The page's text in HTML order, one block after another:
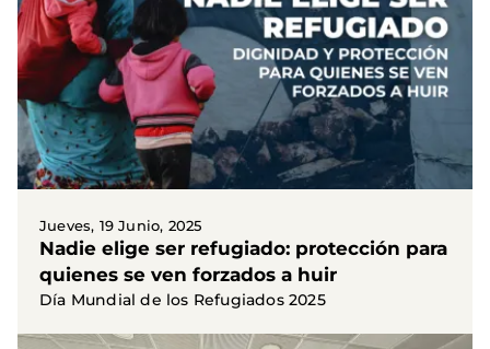
Jueves, 19 Junio, 2025
Nadie elige ser refugiado: protección para
quienes se ven forzados a huir
Día Mundial de los Refugiados 2025